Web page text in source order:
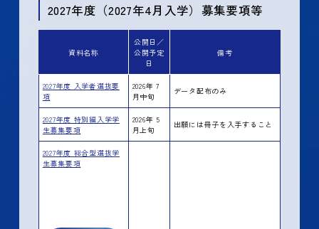
2027年度（2027年4月入学）募集要項等
資料名称
公開日／
公開予定
日
備考
2027年度 入学者選抜要
項
2026年 7
月中旬
データ配布のみ
2027年度 特別編入学学
生募集要項
2026年 5
月上旬
出願には冊子を入手すること
2027年度 総合型選抜学
生募集要項